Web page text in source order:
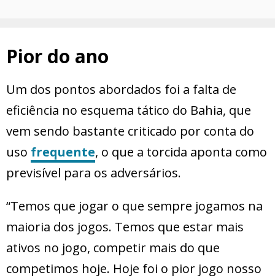
Pior do ano
Um dos pontos abordados foi a falta de
eficiência no esquema tático do Bahia, que
vem sendo bastante criticado por conta do
uso frequente, o que a torcida aponta como
previsível para os adversários.
“Temos que jogar o que sempre jogamos na
maioria dos jogos. Temos que estar mais
ativos no jogo, competir mais do que
competimos hoje. Hoje foi o pior jogo nosso